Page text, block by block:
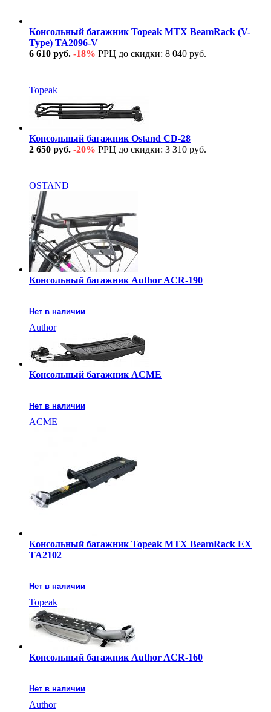
Консольный багажник Topeak MTX BeamRack (V-
Type) TA2096-V
6 610 руб. -18% РРЦ до скидки: 8 040 руб.
Topeak
Консольный багажник Ostand CD-28
2 650 руб. -20% РРЦ до скидки: 3 310 руб.
OSTAND
Консольный багажник Author ACR-190
Нет в наличии
Author
Консольный багажник ACME
Нет в наличии
ACME
Консольный багажник Topeak MTX BeamRack EX
TA2102
Нет в наличии
Topeak
Консольный багажник Author ACR-160
Нет в наличии
Author